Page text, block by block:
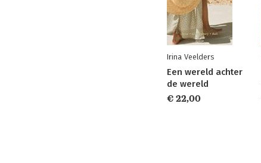
Irina Veelders
Een wereld achter
de wereld
€ 22,00